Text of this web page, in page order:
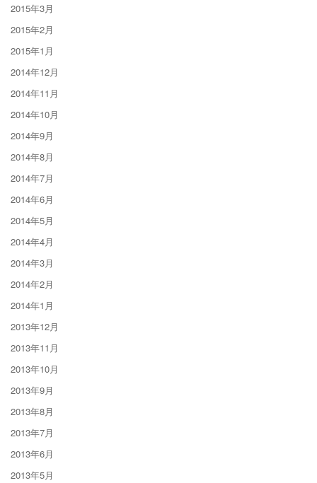
2015年3月
2015年2月
2015年1月
2014年12月
2014年11月
2014年10月
2014年9月
2014年8月
2014年7月
2014年6月
2014年5月
2014年4月
2014年3月
2014年2月
2014年1月
2013年12月
2013年11月
2013年10月
2013年9月
2013年8月
2013年7月
2013年6月
2013年5月